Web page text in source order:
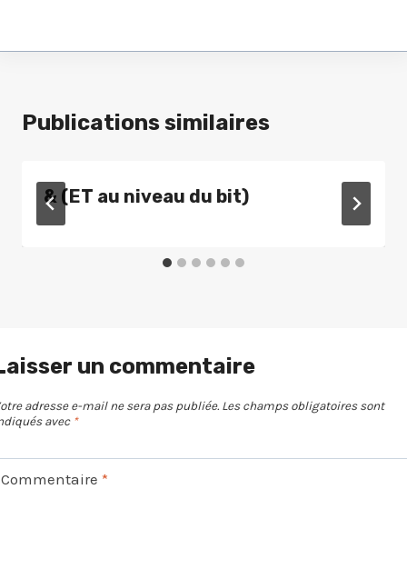
Publications similaires
& (ET au niveau du bit)
un commentaire
adresse e-mail ne sera pas publiée. Les champs obligatoires sont
avec *
Commentaire *